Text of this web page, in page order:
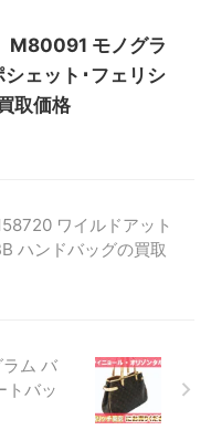
M80091 モノグラ
ェット･フェリシ
取価格
ワイルドアット
ハンドバッグの買取
ラム バ
トバッ